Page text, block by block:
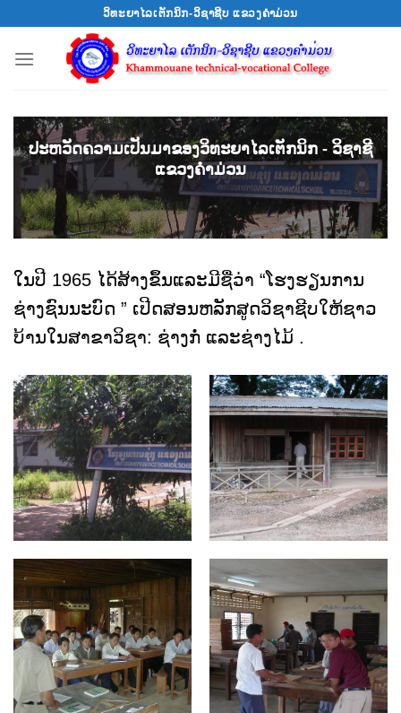
content
ວິທະຍາໄລເຕັກນິກ-ວິຊາຊີບ ແຂວງຄຳມ່ວນ
ປະຫວັດຄວາມເປັນມາຂອງວິທະຍາໄລເຕັກນິກ - ວິຊາຊີ
ແຂວງຄໍາມ່ວນ
ໃນປີ 1965 ໄດ້ສ້າງຂຶ້ນແລະມີຊື່ວ່າ “ໂຮງຮຽນການ
ຊ່າງຊົນນະບົດ ” ເປີດສອນຫລັກສູດວິຊາຊີບໃຫ້ຊາວ
ບ້ານໃນສາຂາວິຊາ: ຊ່າງກໍ່ ແລະຊ່າງໄມ້ .